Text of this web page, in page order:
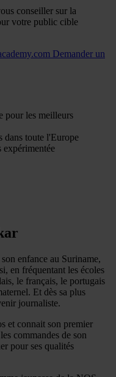
conseiller sur la
votre public cible
Demander un
pour les meilleurs
dans toute l'Europe
expérimentée
enfance au Suriname,
en fréquentant les écoles
le français, le portugais
Et dès sa plus
journaliste.
et connait son premier
commandes de son
pour ses qualités